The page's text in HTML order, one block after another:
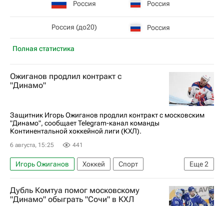
Полная статистика
Россия Россия
Россия (до20) Россия
Ожиганов продлил контракт с
"Динамо"
Защитник Игорь Ожиганов продлил контракт с московским
"Динамо", сообщает Telegram-канал команды
Континентальной хоккейной лиги (КХЛ).
6 августа, 15:25 441
Еще2
Игорь Ожиганов Хоккей
Спорт
ХК Динамо (Москва)
КХЛ 2025-2026
Дубль Комтуа помог московскому
"Динамо" обыграть "Сочи" в КХЛ